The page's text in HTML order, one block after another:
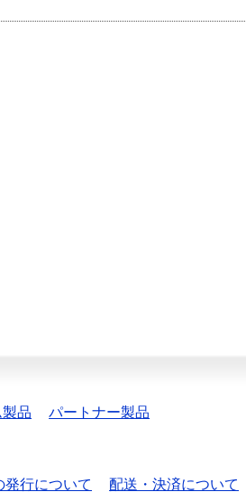
品 パートナー製品
発行について 配送・決済について